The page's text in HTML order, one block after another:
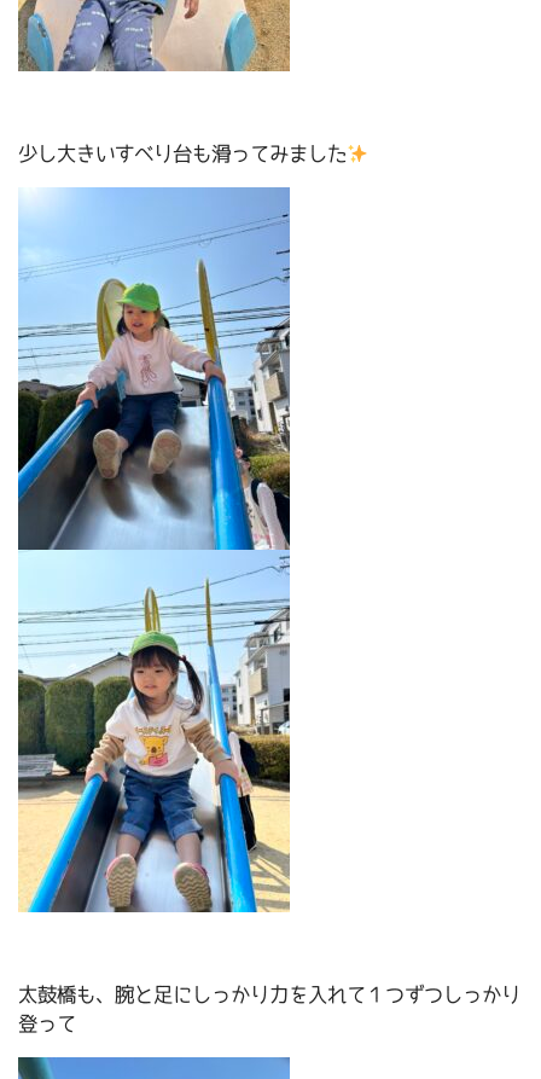
少し大きいすべり台も滑ってみました
太鼓橋も、腕と足にしっかり力を入れて１つずつしっかり
登って